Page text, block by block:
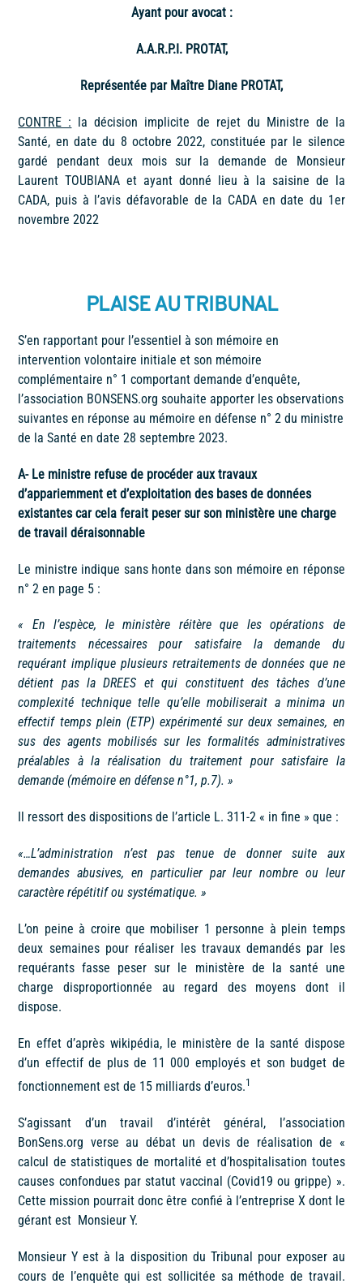
Ayant pour avocat :
A.A.R.P.I. PROTAT,
Représentée par Maître Diane PROTAT,
CONTRE : la décision implicite de rejet du Ministre de la
Santé, en date du 8 octobre 2022, constituée par le silence
gardé pendant deux mois sur la demande de Monsieur
Laurent TOUBIANA et ayant donné lieu à la saisine de la
CADA, puis à l’avis défavorable de la CADA en date du 1er
novembre 2022
PLAISE AU TRIBUNAL
S’en rapportant pour l’essentiel à son mémoire en
intervention volontaire initiale et son mémoire
complémentaire n° 1 comportant demande d’enquête,
l’association BONSENS.org souhaite apporter les observations
suivantes en réponse au mémoire en défense n° 2 du ministre
de la Santé en date 28 septembre 2023.
A- Le ministre refuse de procéder aux travaux
d’appariemment et d’exploitation des bases de données
existantes car cela ferait peser sur son ministère une charge
de travail déraisonnable
Le ministre indique sans honte dans son mémoire en réponse
n° 2 en page 5 :
« En l’espèce, le ministère réitère que les opérations de
traitements nécessaires pour satisfaire la demande du
requérant implique plusieurs retraitements de données que ne
détient pas la DREES et qui constituent des tâches d’une
complexité technique telle qu’elle mobiliserait a minima un
effectif temps plein (ETP) expérimenté sur deuxsemaines, en
sus des agents mobilisés sur les formalités administratives
préalables à la réalisation du traitement pour satisfaire la
demande (mémoire en défense n°1, p.7). »
Il ressort des dispositions de l’article L. 311-2 « in fine » que :
«…L’administration n’est pas tenue de donner suite aux
demandes abusives, en particulier par leur nombre ou leur
caractère répétitif ou systématique. »
L’on peine à croire que mobiliser 1 personne à plein temps
deux semaines pour réaliser les travaux demandés par les
requérants fasse peser sur le ministère de la santé une
charge disproportionnée au regard des moyens dont il
dispose.
En effet d’après wikipédia, le ministère de la santé dispose
d’un effectif de plus de 11 000 employés et son budget de
fonctionnement est de 15 milliards d’euros.1
S’agissant d’un travail d’intérêt général, l’association
BonSens.org verse au débat un devis de réalisation de «
calcul de statistiques de mortalité et d’hospitalisation toutes
causes confondues par statut vaccinal (Covid19 ou grippe) ».
Cette mission pourrait donc être confié à l’entreprise X dont le
gérant est Monsieur Y.
Monsieur Y est à la disposition du Tribunal pour exposer au
cours de l’enquête qui est sollicitée sa méthode de travail.